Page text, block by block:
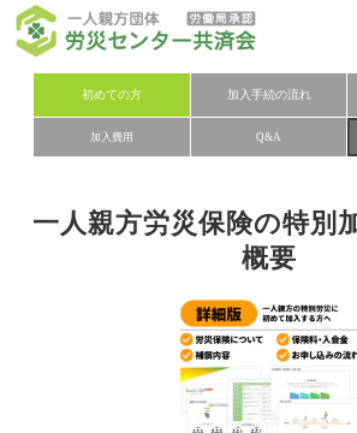
初めての方 加入手続の流れ
加入費用 Q&A
労災保険とは
労災保険の取りまと
加入費用
会社概要
お問い合わせ
会員メニュー
一人親方労災保険の特別
概要